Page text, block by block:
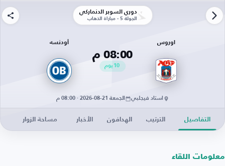
دوري السوبر الدنماركي
الجولة 5 - مباراة الذهاب
اوروس
08:00 م
10 يوم
أودنسه
استاد فيجلبي الجمعة 21-08-2026 · 08:00 م
التفاصيل الترتيب الهدافون الأخبار مساحة الزوار
معلومات اللقاء